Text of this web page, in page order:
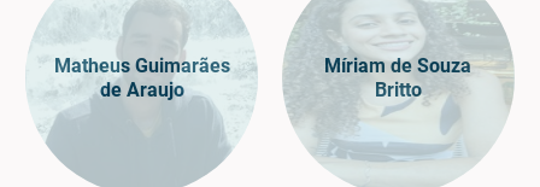
Matheus Guimarães
de Araujo
Míriam de Souza
Britto